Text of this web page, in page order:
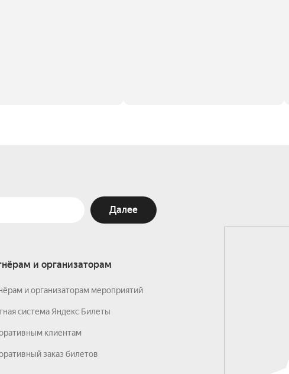
Далее
и организаторам
и организаторам мероприятий
система Яндекс Билеты
клиентам
заказ билетов